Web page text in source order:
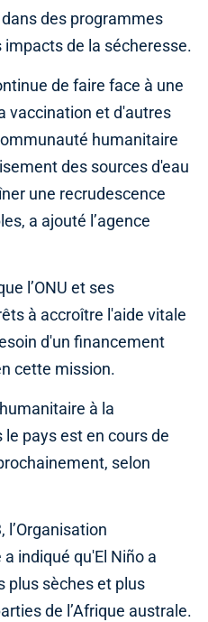
des programmes
de la sécheresse.
de faire face à une
vaccination et d'autres
humanitaire
des sources d'eau
une recrudescence
a ajouté l’agence
l’ONU et ses
à accroître l'aide vitale
d'un financement
cette mission.
à la
pays est en cours de
selon
l’Organisation
indiqué qu'El Niño a
plus sèches et plus
de l’Afrique australe.